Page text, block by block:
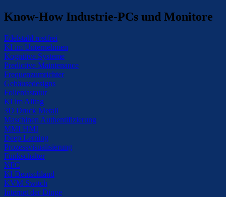
Know-How Industrie-PCs und Monitore
Edelstahl rostfrei
KI im Unternehmen
Kognitive Systeme
Predictive Maintenance
Frequenzumrichter
Gehäusedesigns
Folientastatur
KI im Alltag
3D Druck Metall
Maschinen Authentifizierung
MMI HMI
Deep Lerning
Prozessvisualisierung
Funkschalter
NFC
KI Deutschland
KVM Switch
Internet der Dinge